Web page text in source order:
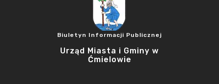
Biuletyn Informacji Publicznej
Urząd Miasta i Gminy w
Ćmielowie